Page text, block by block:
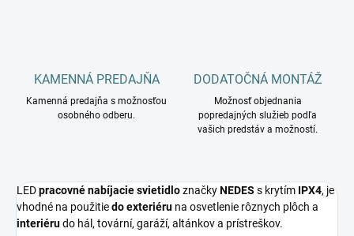
KAMENNÁ PREDAJŇA
Kamenná predajňa s možnosťou
osobného odberu.
DODATOČNÁ MONTÁŽ
Možnosť objednania
popredajných služieb podľa
vašich predstáv a možností.
LEDpracovné nabíjacie svietidloznačkyNEDES s krytím IPX4, je
vhodné na použitiedo exteriéru na osvetlenie rôznych plôch a
interiérudo hál, tovární, garáží, altánkov a prístreškov.